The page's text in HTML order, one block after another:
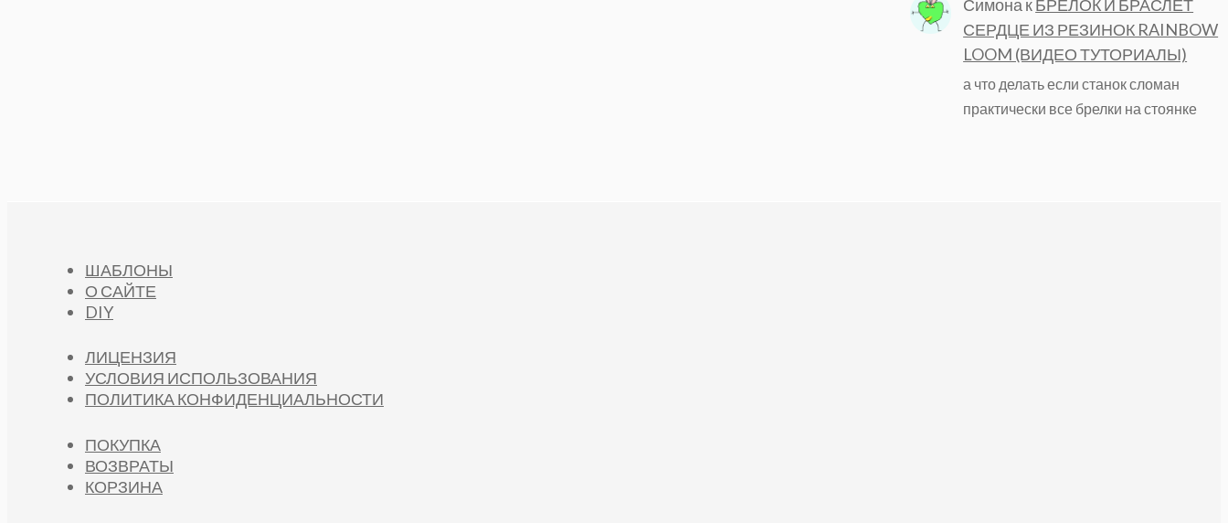
Симона кБРЕЛОК И БРАСЛЕТ
СЕРДЦЕ ИЗ РЕЗИНОК RAINBOW
LOOM (ВИДЕО ТУТОРИАЛЫ)
а что делать если станок сломан
практически все брелки на стоянке
ШАБЛОНЫ
О САЙТЕ
DIY
ЛИЦЕНЗИЯ
УСЛОВИЯ ИСПОЛЬЗОВАНИЯ
ПОЛИТИКА КОНФИДЕНЦИАЛЬНОСТИ
ПОКУПКА
ВОЗВРАТЫ
КОРЗИНА